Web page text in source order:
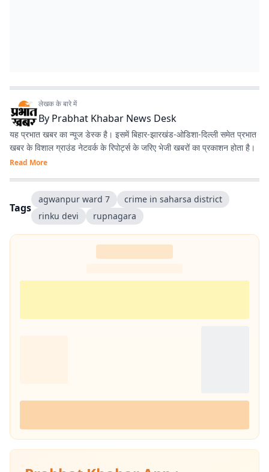
लेखक के बारे में
By Prabhat Khabar News Desk
यह प्रभात खबर का न्यूज डेस्क है। इसमें बिहार-झारखंड-ओडिशा-दिल्‍ली समेत प्रभात
खबर के विशाल ग्राउंड नेटवर्क के रिपोर्ट्स के जरिए भेजी खबरों का प्रकाशन होता है।
Read More
Tags
agwanpur ward 7
crime in saharsa district
rinku devi
rupnagara